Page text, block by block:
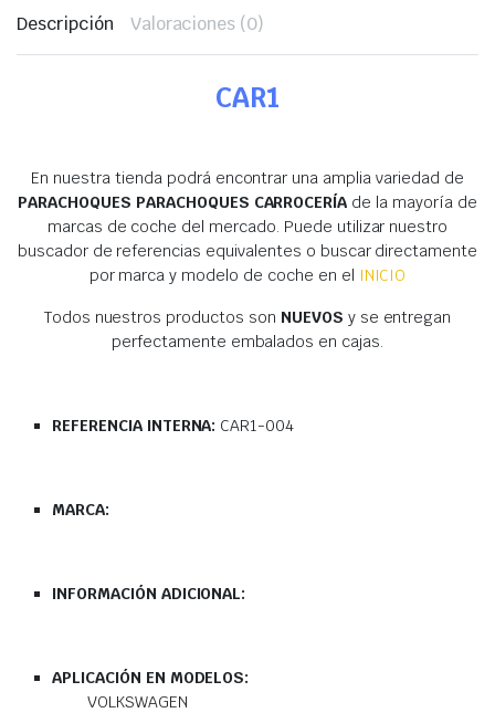
Descripción Valoraciones (0)
CAR1
En nuestra tienda podrá encontrar una amplia variedad de
PARACHOQUES PARACHOQUES CARROCERÍA de la mayoría de
marcas de coche del mercado. Puede utilizar nuestro
buscador de referencias equivalentes o buscar directamente
por marca y modelo de coche en el INICIO
Todos nuestros productos son NUEVOS y se entregan
perfectamente embalados en cajas.
REFERENCIA INTERNA: CAR1-004
MARCA:
INFORMACIÓN ADICIONAL:
APLICACIÓN EN MODELOS:
VOLKSWAGEN